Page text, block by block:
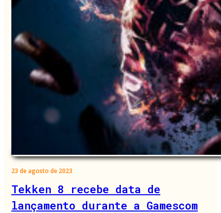
23 de agosto de 2023
Tekken 8 recebe data de
lançamento durante a Gamescom